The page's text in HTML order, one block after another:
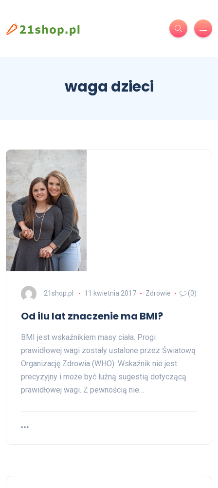
waga dzieci
21shop.pl 11 kwietnia 2017 Zdrowie (0)
Od ilu lat znaczenie ma BMI?
BMI jest wskaźnikiem masy ciała. Progi
prawidłowej wagi zostały ustalone przez Światową
Organizację Zdrowia (WHO). Wskaźnik nie jest
precyzyjny i może być luźną sugestią dotyczącą
prawidłowej wagi. Z pewnością nie…